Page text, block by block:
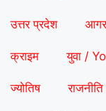
उत्तर प्रदेश
क्राइम युवा /
ज्योतिष राजनीति